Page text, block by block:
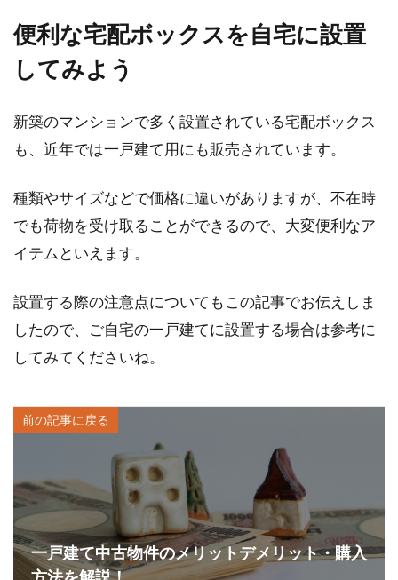
便利な宅配ボックスを自宅に設置
してみよう
新築のマンションで多く設置されている宅配ボックス
も、近年では一戸建て用にも販売されています。
種類やサイズなどで価格に違いがありますが、不在時
でも荷物を受け取ることができるので、大変便利なア
イテムといえます。
設置する際の注意点についてもこの記事でお伝えしま
したので、ご自宅の一戸建てに設置する場合は参考に
してみてくださいね。
前の記事に戻る
一戸建て中古物件のメリットデメリット・購入